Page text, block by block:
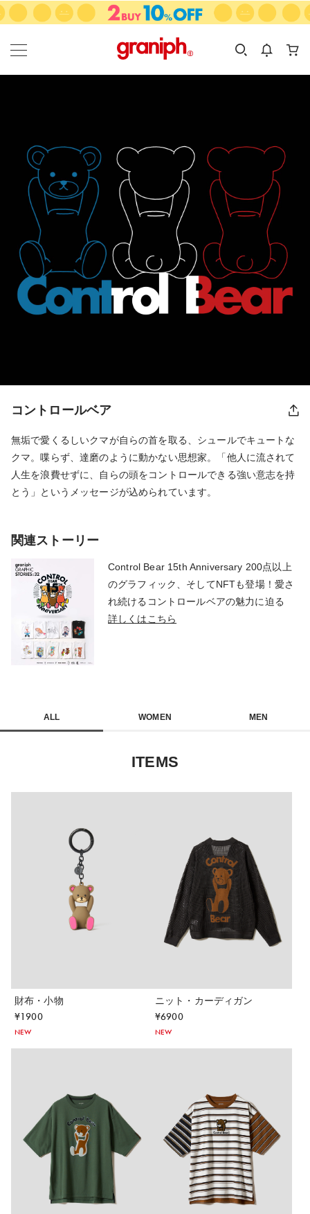
カテゴリーから探す
KIDS
カテゴリ
サイズ
コントロールベア
無垢で愛くるしいクマが自らの首を取る、シュールでキュートな
クマ。喋らず、達磨のように動かない思想家。「他人に流されて
人生を浪費せずに、自らの頭をコントロールできる強い意志を持
とう」というメッセージが込められています。
関連ストーリー
Control Bear 15th Anniversary 200点以上
のグラフィック、そしてNFTも登場！愛さ
れ続けるコントロールベアの魅力に迫る
詳しくはこちら
ALL WOMEN MEN
ITEMS
財布・小物
¥1900
NEW
ニット・カーディガン
¥6900
NEW